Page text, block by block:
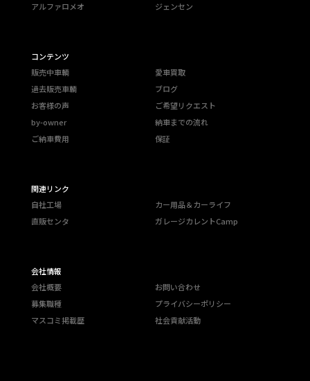
アルファロメオ
ジェンセン
コンテンツ
販売中車輌
愛車買取
過去販売車輌
ブログ
お客様の声
ご希望リクエスト
by-owner
納車までの流れ
ご納車費用
保証
関連リンク
自社工場
カー用品＆カーライフ
直販センタ
ガレージカレントCamp
会社情報
会社概要
お問い合わせ
募集職種
プライバシーポリシー
マスコミ掲載歴
社会貢献活動